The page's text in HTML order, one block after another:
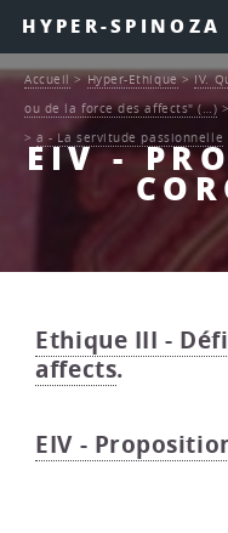
HYPER-SPINOZA
EIV -
Accueil>Hyper-Ethique>IV.
ou de la force des affects" (…)
>a - La servitude passionnelle
Ethique III -
affects.
EIV -